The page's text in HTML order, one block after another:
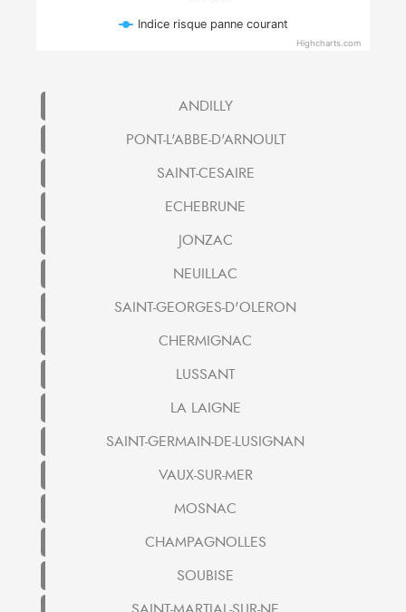
Indice risque panne courant
Highcharts.com
ANDILLY
PONT-L'ABBE-D'ARNOULT
SAINT-CESAIRE
ECHEBRUNE
JONZAC
NEUILLAC
SAINT-GEORGES-D'OLERON
CHERMIGNAC
LUSSANT
LA LAIGNE
SAINT-GERMAIN-DE-LUSIGNAN
VAUX-SUR-MER
MOSNAC
CHAMPAGNOLLES
SOUBISE